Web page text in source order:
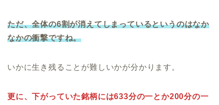
ただ、全体の6割が消えてしまっているというのはなか
なかの衝撃ですね。
いかに生き残ることが難しいかが分かります。
更に、下がっていた銘柄には633分の一とか200分の一